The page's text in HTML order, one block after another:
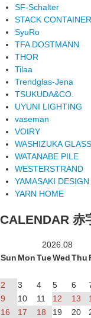
SF-Schalter
STACK
SyuRo
TFA DOSTMANN
THOR
Tilaa
Trendglas-Jena
TSUKUDA&CO.
UYUNI LIGHTING
vaseman
VOIRY
WASHIZUKA
WATANABE PILE
WESTERSTRAND
YAMASAKI
YARN HOME
CALENDAR 赤
2026.08
Sun MonTueWedThu
2
3 4 5 6
9
10 11 12 13
16
17 18 19 20